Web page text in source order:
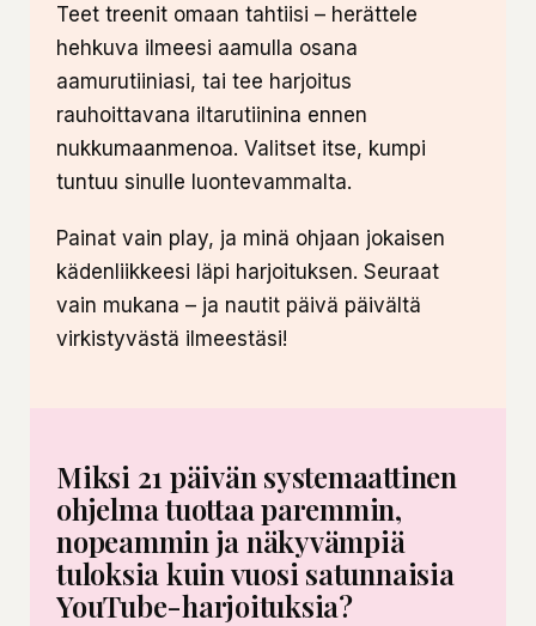
Teet treenit omaan tahtiisi – herättele
hehkuva ilmeesi aamulla osana
aamurutiiniasi, tai tee harjoitus
rauhoittavana iltarutiinina ennen
nukkumaanmenoa. Valitset itse, kumpi
tuntuu sinulle luontevammalta.
Painat vain play, ja minä ohjaan jokaisen
kädenliikkeesi läpi harjoituksen. Seuraat
vain mukana – ja nautit päivä päivältä
virkistyvästä ilmeestäsi!
Miksi 21 päivän systemaattinen
ohjelma tuottaa paremmin,
nopeammin ja näkyvämpiä
tuloksia kuin vuosi satunnaisia
YouTube-harjoituksia?